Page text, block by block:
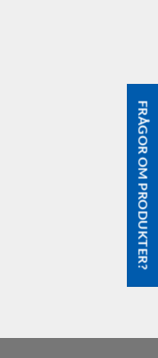
FRÅGOR OM PRODUKTER?